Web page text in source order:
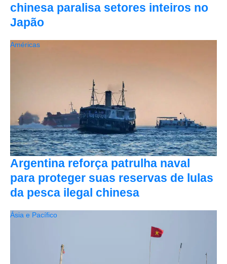
chinesa paralisa setores inteiros no
Japão
Argentina reforça patrulha naval
para proteger suas reservas de lulas
da pesca ilegal chinesa
Américas
Ásia e Pacífico